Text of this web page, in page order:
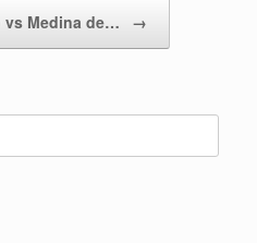
vs Medina de… →